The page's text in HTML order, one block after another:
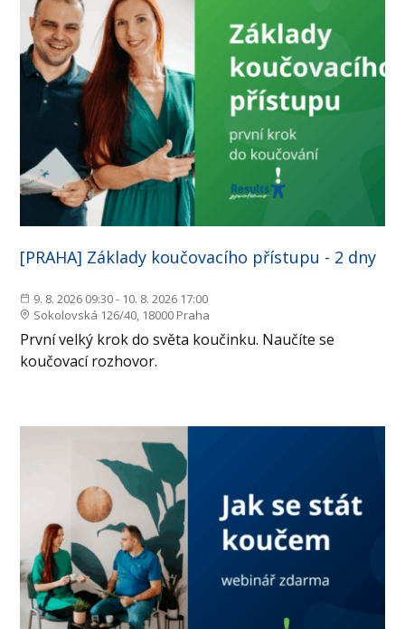
[PRAHA] Základy koučovacího přístupu - 2 dny
9. 8. 2026 09:30 - 10. 8. 2026 17:00
Sokolovská 126/40, 18000 Praha
První velký krok do světa koučinku. Naučíte se
koučovací rozhovor.